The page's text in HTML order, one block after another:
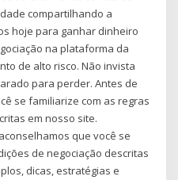
compartilhando a
hoje para ganhar dinheiro
na plataforma da
de alto risco. Não invista
para perder. Antes de
se familiarize com as regras
em nosso site.
que você se
de negociação descritas
dicas, estratégias e